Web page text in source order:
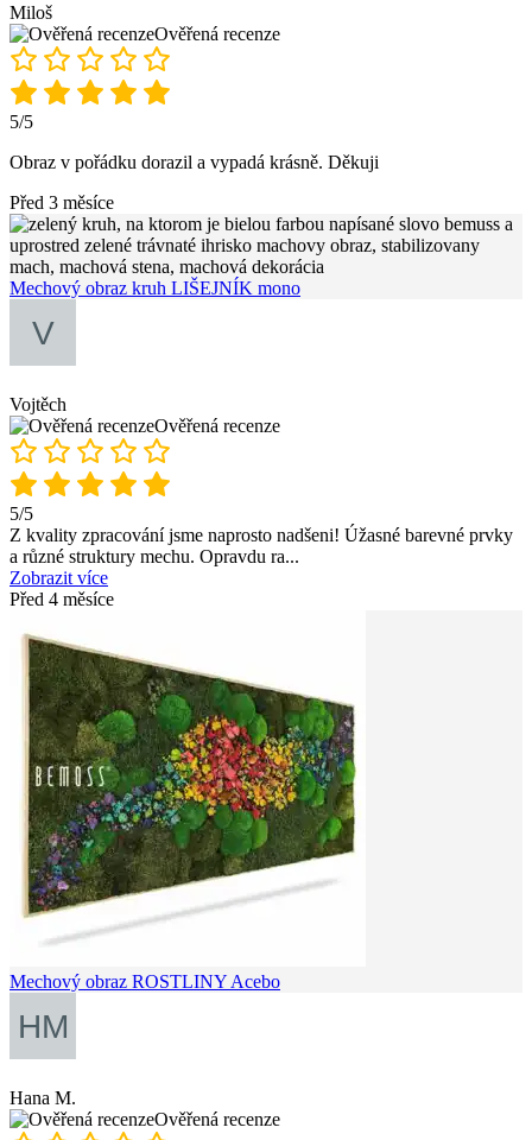
Miloš
Ověřená recenze
5/5
Obraz v pořádku dorazil a vypadá krásně. Děkuji
Před 3 měsíce
Mechový obraz kruh LIŠEJNÍK mono
Vojtěch
Ověřená recenze
5/5
Z kvality zpracování jsme naprosto nadšeni! Úžasné barevné prvky
a různé struktury mechu. Opravdu ra...
Zobrazit více
Před 4 měsíce
Mechový obraz ROSTLINY Acebo
Hana M.
Ověřená recenze